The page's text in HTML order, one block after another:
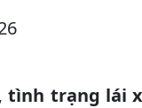
tình trạng lái